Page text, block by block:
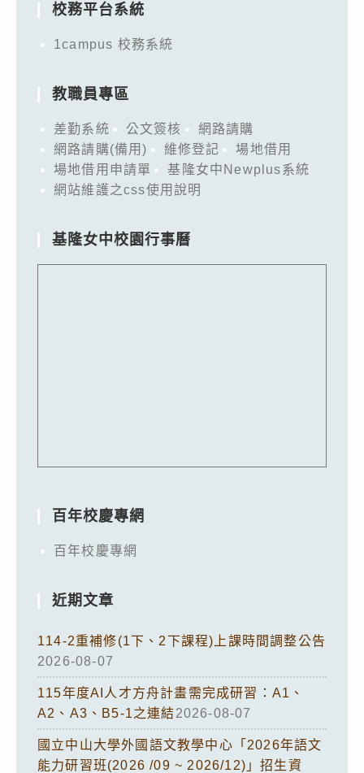
校務平台系統
1campus 校務系統
教職員專區
差勤系統 公文簽核
網路請購
網路請購(備用)
維修登記
場地借用
場地借用申請單
基隆女中Newplus系統
網站維護之css使用說明
基隆女中校園行事曆
百年校慶專網
百年校慶專網
近期文章
114-2重補修(1下、2下課程)上課時間調整公告
2026-08-07
115年度AI人才方舟計畫需完成研習：A1、
A2、A3、B5-1之連結2026-08-07
國立中山大學外國語文教學中心「2026年語文
能力研習班(2026 /09 ~ 2026/12)」招生資